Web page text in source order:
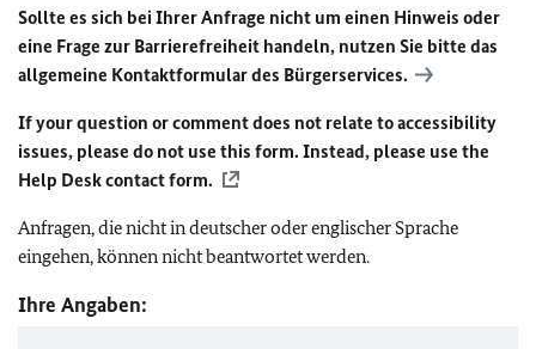
Sollte es sich bei Ihrer Anfrage nicht um einen Hinweis oder
eine Frage zur Barrierefreiheit handeln, nutzen Sie bitte das
allgemeine Kontaktformular des Bürgerservices.
If your question or comment does not relate to accessibility
issues, please do not use this form. Instead, please use the
Help Desk contact form.
Anfragen, die nicht in deutscher oder englischer Sprache
eingehen, können nicht beantwortet werden.
Ihre Angaben: